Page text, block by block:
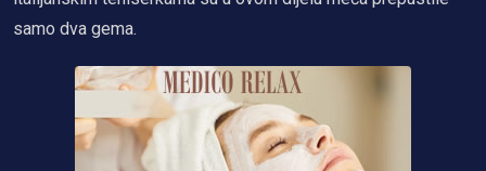
samo dva gema.